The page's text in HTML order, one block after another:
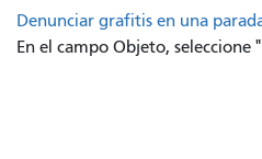
Denunciar grafitis en una
En el campo Objeto, seleccione